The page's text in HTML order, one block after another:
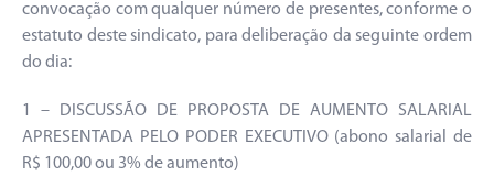
convocação com qualquer número de presentes, conforme o
estatuto deste sindicato, para deliberação da seguinte ordem
do dia:
1 – DISCUSSÃO DE PROPOSTA DE AUMENTO SALARIAL
APRESENTADA PELO PODER EXECUTIVO (abono salarial de
R$ 100,00 ou 3% de aumento)